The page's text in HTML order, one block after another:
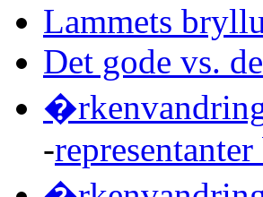
Lammets
Det gode vs.
-